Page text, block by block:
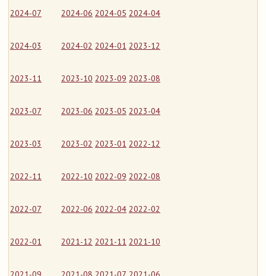
2024-07 2024-06 2024-05 2024-04
2024-03 2024-02 2024-01 2023-12
2023-11 2023-10 2023-09 2023-08
2023-07 2023-06 2023-05 2023-04
2023-03 2023-02 2023-01 2022-12
2022-11 2022-10 2022-09 2022-08
2022-07 2022-06 2022-04 2022-02
2022-01 2021-12 2021-11 2021-10